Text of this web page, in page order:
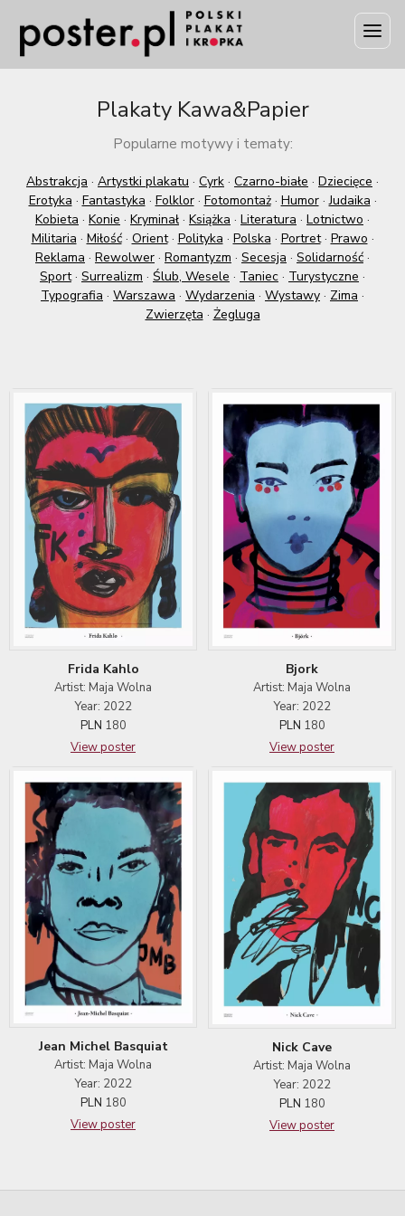
Plakaty Kawa&Papier
Popularne motywy i tematy:
Abstrakcja · Artystki plakatu · Cyrk · Czarno-białe · Dziecięce ·
Erotyka · Fantastyka · Folklor· Fotomontaż· Humor·Judaika ·
Kobieta · Konie · Kryminał · Książka · Literatura · Lotnictwo ·
Militaria · Miłość· Orient· Polityka · Polska · Portret· Prawo ·
Reklama · Rewolwer · Romantyzm · Secesja · Solidarność ·
Sport· Surrealizm · Ślub, Wesele · Taniec · Turystyczne ·
Typografia · Warszawa · Wydarzenia · Wystawy · Zima ·
Zwierzęta · Żegluga
Frida Kahlo
Artist: Maja Wolna
Year: 2022
PLN 180
View poster
Bjork
Artist: Maja Wolna
Year: 2022
PLN 180
View poster
Jean Michel Basquiat
Artist: Maja Wolna
Year: 2022
PLN 180
View poster
Nick Cave
Artist: Maja Wolna
Year: 2022
PLN 180
View poster